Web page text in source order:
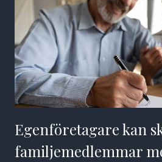
Egenföretagare kan
familjemedlemmar